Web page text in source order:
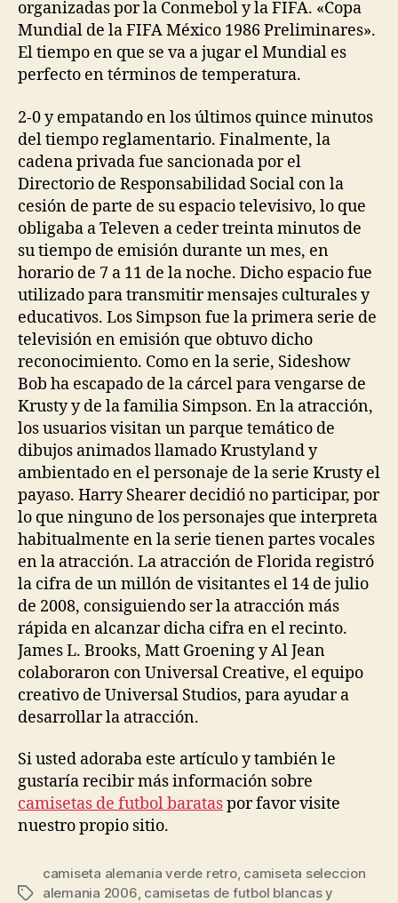
organizadas por la Conmebol y la FIFA. «Copa
Mundial de la FIFA México 1986 Preliminares».
El tiempo en que se va a jugar el Mundial es
perfecto en términos de temperatura.
2-0 y empatando en los últimos quince minutos
del tiempo reglamentario. Finalmente, la
cadena privada fue sancionada por el
Directorio de Responsabilidad Social con la
cesión de parte de su espacio televisivo, lo que
obligaba a Televen a ceder treinta minutos de
su tiempo de emisión durante un mes, en
horario de 7 a 11 de la noche. Dicho espacio fue
utilizado para transmitir mensajes culturales y
educativos. Los Simpson fue la primera serie de
televisión en emisión que obtuvo dicho
reconocimiento. Como en la serie, Sideshow
Bob ha escapado de la cárcel para vengarse de
Krusty y de la familia Simpson. En la atracción,
los usuarios visitan un parque temático de
dibujos animados llamado Krustyland y
ambientado en el personaje de la serie Krusty el
payaso. Harry Shearer decidió no participar, por
lo que ninguno de los personajes que interpreta
habitualmente en la serie tienen partes vocales
en la atracción. La atracción de Florida registró
la cifra de un millón de visitantes el 14 de julio
de 2008, consiguiendo ser la atracción más
rápida en alcanzar dicha cifra en el recinto.
James L. Brooks, Matt Groening y Al Jean
colaboraron con Universal Creative, el equipo
creativo de Universal Studios, para ayudar a
desarrollar la atracción.
Si usted adoraba este artículo y también le
gustaría recibir más información sobre
camisetas de futbol barataspor favor visite
nuestro propio sitio.
Etiquetas
camiseta alemania verde retro, camiseta seleccion
alemania 2006, camisetas de futbol blancas y